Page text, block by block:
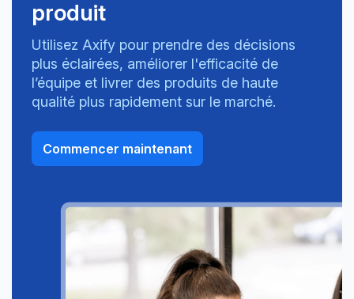
produit
Utilisez Axify pour prendre des décisions
plus éclairées, améliorer l'efficacité de
l’équipe et livrer des produits de haute
qualité plus rapidement sur le marché.
Commencer maintenant